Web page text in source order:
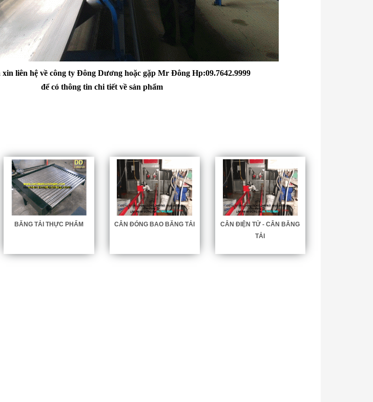
xin liên hệ về công ty Đông Dương hoặc gặp Mr Đông Hp:09.7642.9999
để có thông tin chi tiết về sản phẩm
BĂNG TẢI THỰC PHẨM CÂN ĐÓNG BAO BĂNG TẢI
CÂN ĐIỆN TỬ - CÂN BĂNG
TẢI